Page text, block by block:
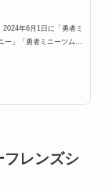
年6月1日に「勇者ミ
」「勇者ミニーツムツ
フレンズシ